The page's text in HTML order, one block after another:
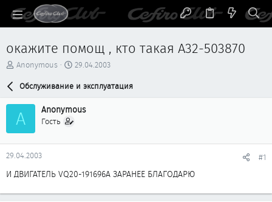
окажите помощ , кто такая A32-503870
А
р
т
м
ы
Anonymous
Д
т
н
а
29.04.2003
Обслуживание и эксплуатация
A Anonymous
Гость
29.04.2003 #1
И ДВИГАТЕЛЬ VQ20-191696A ЗАРАНЕЕ БЛАГОДАРЮ